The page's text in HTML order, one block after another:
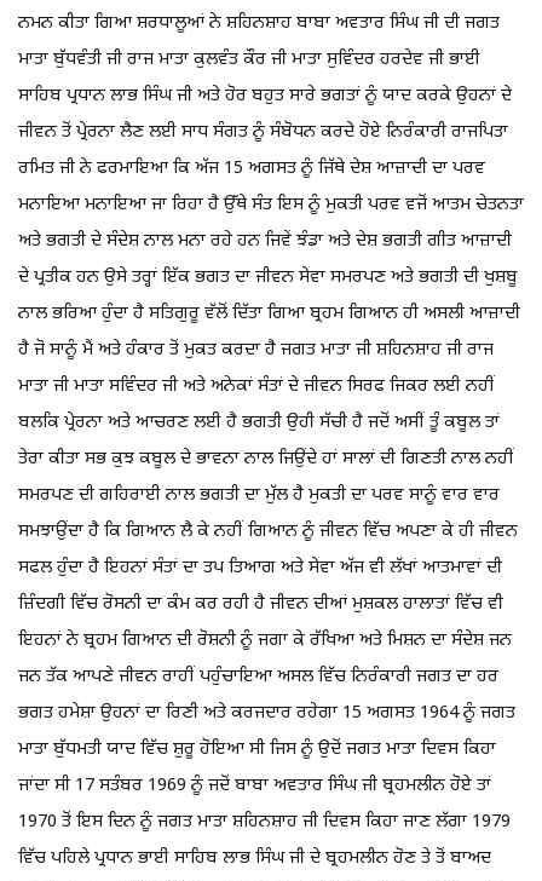
ਨਮਨ ਕੀਤਾ ਗਿਆ ਸ਼ਰਧਾਲੂਆਂ ਨੇ ਸ਼ਹਿਨਸ਼ਾਹ ਬਾਬਾ ਅਵਤਾਰ ਸਿੰਘ ਜੀ ਦੀ ਜਗਤ
ਮਾਤਾ ਬੁੱਧਵੰਤੀ ਜੀ ਰਾਜ ਮਾਤਾ ਕੁਲਵੰਤ ਕੌਰ ਜੀ ਮਾਤਾ ਸੁਵਿੰਦਰ ਹਰਦੇਵ ਜੀ ਭਾਈ
ਸਾਹਿਬ ਪ੍ਰਧਾਨ ਲਾਭ ਸਿੰਘ ਜੀ ਅਤੇ ਹੋਰ ਬਹੁਤ ਸਾਰੇ ਭਗਤਾਂ ਨੂੰ ਯਾਦ ਕਰਕੇ ਉਹਨਾਂ ਦੇ
ਜੀਵਨ ਤੋਂ ਪ੍ਰੇਰਨਾ ਲੈਣ ਲਈ ਸਾਧ ਸੰਗਤ ਨੂੰ ਸੰਬੋਧਨ ਕਰਦੇ ਹੋਏ ਨਿਰੰਕਾਰੀ ਰਾਜਪਿਤਾ
ਰਮਿਤ ਜੀ ਨੇ ਫਰਮਾਇਆ ਕਿ ਅੱਜ 15 ਅਗਸਤ ਨੂੰ ਜਿੱਥੇ ਦੇਸ਼ ਆਜ਼ਾਦੀ ਦਾ ਪਰਵ
ਮਨਾਇਆ ਮਨਾਇਆ ਜਾ ਰਿਹਾ ਹੈ ਉੱਥੇ ਸੰਤ ਇਸ ਨੂੰ ਮੁਕਤੀ ਪਰਵ ਵਜੋਂ ਆਤਮ ਚੇਤਨਤਾ
ਅਤੇ ਭਗਤੀ ਦੇ ਸੰਦੇਸ਼ ਨਾਲ ਮਨਾ ਰਹੇ ਹਨ ਜਿਵੇਂ ਝੰਡਾ ਅਤੇ ਦੇਸ਼ ਭਗਤੀ ਗੀਤ ਆਜ਼ਾਦੀ
ਦੇ ਪ੍ਰਤੀਕ ਹਨ ਉਸੇ ਤਰ੍ਹਾਂ ਇੱਕ ਭਗਤ ਦਾ ਜੀਵਨ ਸੇਵਾ ਸਮਰਪਣ ਅਤੇ ਭਗਤੀ ਦੀ ਖੁਸ਼ਬੂ
ਨਾਲ ਭਰਿਆ ਹੁੰਦਾ ਹੈ ਸਤਿਗੁਰੂ ਵੱਲੋਂ ਦਿੱਤਾ ਗਿਆ ਬ੍ਰਹਮ ਗਿਆਨ ਹੀ ਅਸਲੀ ਆਜ਼ਾਦੀ
ਹੈ ਜੋ ਸਾਨੂੰ ਮੈਂ ਅਤੇ ਹੰਕਾਰ ਤੋਂ ਮੁਕਤ ਕਰਦਾ ਹੈ ਜਗਤ ਮਾਤਾ ਜੀ ਸ਼ਹਿਨਸ਼ਾਹ ਜੀ ਰਾਜ
ਮਾਤਾ ਜੀ ਮਾਤਾ ਸਵਿੰਦਰ ਜੀ ਅਤੇ ਅਨੇਕਾਂ ਸੰਤਾਂ ਦੇ ਜੀਵਨ ਸਿਰਫ ਜਿਕਰ ਲਈ ਨਹੀਂ
ਬਲਕਿ ਪ੍ਰੇਰਨਾ ਅਤੇ ਆਚਰਣ ਲਈ ਹੈ ਭਗਤੀ ਉਹੀ ਸੱਚੀ ਹੈ ਜਦੋਂ ਅਸੀਂ ਤੂੰ ਕਬੂਲ ਤਾਂ
ਤੇਰਾ ਕੀਤਾ ਸਭ ਕੁਝ ਕਬੂਲ ਦੇ ਭਾਵਨਾ ਨਾਲ ਜਿਉਂਦੇ ਹਾਂ ਸਾਲਾਂ ਦੀ ਗਿਣਤੀ ਨਾਲ ਨਹੀਂ
ਸਮਰਪਣ ਦੀ ਗਹਿਰਾਈ ਨਾਲ ਭਗਤੀ ਦਾ ਮੁੱਲ ਹੈ ਮੁਕਤੀ ਦਾ ਪਰਵ ਸਾਨੂੰ ਵਾਰ ਵਾਰ
ਸਮਝਾਉਂਦਾ ਹੈ ਕਿ ਗਿਆਨ ਲੈ ਕੇ ਨਹੀਂ ਗਿਆਨ ਨੂੰ ਜੀਵਨ ਵਿੱਚ ਅਪਣਾ ਕੇ ਹੀ ਜੀਵਨ
ਸਫਲ ਹੁੰਦਾ ਹੈ ਇਹਨਾਂ ਸੰਤਾਂ ਦਾ ਤਪ ਤਿਆਗ ਅਤੇ ਸੇਵਾ ਅੱਜ ਵੀ ਲੱਖਾਂ ਆਤਮਾਵਾਂ ਦੀ
ਜ਼ਿੰਦਗੀ ਵਿੱਚ ਰੋਸਨੀ ਦਾ ਕੰਮ ਕਰ ਰਹੀ ਹੈ ਜੀਵਨ ਦੀਆਂ ਮੁਸ਼ਕਲ ਹਾਲਾਤਾਂ ਵਿੱਚ ਵੀ
ਇਹਨਾਂ ਨੇ ਬ੍ਰਹਮ ਗਿਆਨ ਦੀ ਰੋਸ਼ਨੀ ਨੂੰ ਜਗਾ ਕੇ ਰੱਖਿਆ ਅਤੇ ਮਿਸ਼ਨ ਦਾ ਸੰਦੇਸ਼ ਜਨ
ਜਨ ਤੱਕ ਆਪਣੇ ਜੀਵਨ ਰਾਹੀਂ ਪਹੁੰਚਾਇਆ ਅਸਲ ਵਿੱਚ ਨਿਰੰਕਾਰੀ ਜਗਤ ਦਾ ਹਰ
ਭਗਤ ਹਮੇਸ਼ਾ ਉਹਨਾਂ ਦਾ ਰਿਣੀ ਅਤੇ ਕਰਜਦਾਰ ਰਹੇਗਾ 15 ਅਗਸਤ 1964 ਨੂੰ ਜਗਤ
ਮਾਤਾ ਬੁੱਧਮਤੀ ਯਾਦ ਵਿੱਚ ਸ਼ੁਰੂ ਹੋਇਆ ਸੀ ਜਿਸ ਨੂੰ ਉਦੋਂ ਜਗਤ ਮਾਤਾ ਦਿਵਸ ਕਿਹਾ
ਜਾਂਦਾ ਸੀ 17 ਸਤੰਬਰ 1969 ਨੂੰ ਜਦੋਂ ਬਾਬਾ ਅਵਤਾਰ ਸਿੰਘ ਜੀ ਬ੍ਰਹਮਲੀਨ ਹੋਏ ਤਾਂ
1970 ਤੋਂ ਇਸ ਦਿਨ ਨੂੰ ਜਗਤ ਮਾਤਾ ਸ਼ਹਿਨਸ਼ਾਹ ਜੀ ਦਿਵਸ ਕਿਹਾ ਜਾਣ ਲੱਗਾ 1979
ਵਿੱਚ ਪਹਿਲੇ ਪ੍ਰਧਾਨ ਭਾਈ ਸਾਹਿਬ ਲਾਭ ਸਿੰਘ ਜੀ ਦੇ ਬ੍ਰਹਮਲੀਨ ਹੋਣ ਤੇ ਤੋਂ ਬਾਅਦ